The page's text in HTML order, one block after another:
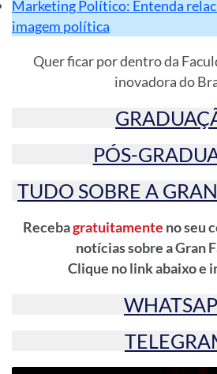
Marketing Político: Entenda
imagem política
Quer ficar por dentro da
inovadora do
PÓS-
TUDO SOBRE A
Recebagratuitamente no seu
notícias sobre a Gran
Clique no link abaixo e